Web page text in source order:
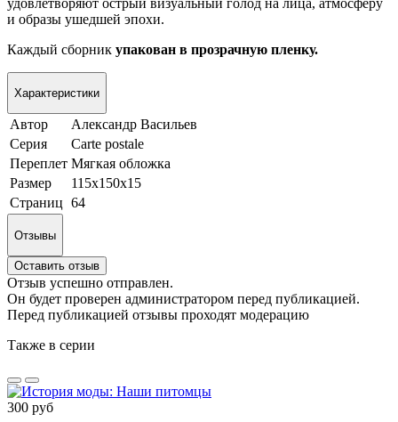
и образы ушедшей эпохи.
Каждый сборник упакован в прозрачную пленку.
Характеристики
Автор
Александр Васильев
Серия
Carte postale
Переплет Мягкая обложка
Размер
115х150х15
Страниц 64
Отзывы
Оставить отзыв
Отзыв успешно отправлен.
Он будет проверен администратором перед публикацией.
Перед публикацией отзывы проходят модерацию
Также в серии
300 руб